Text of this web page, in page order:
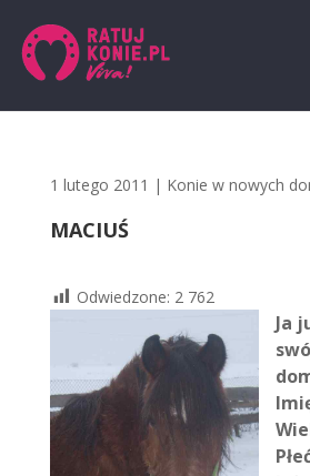
1 lutego 2011 | Konie w nowych
MACIUŚ
Odwiedzone: 2 762
Ja